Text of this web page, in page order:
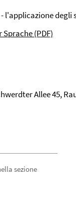
l'applicazione
(PDF)
Allee 45,
sezione